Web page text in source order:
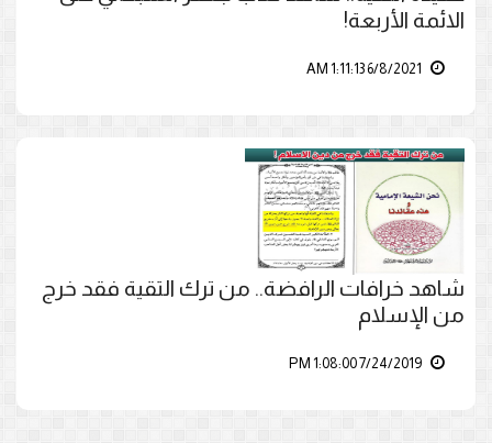
الائمة الأربعة!
شاهد خرافات الرافضة.. من ترك التقية فقد خرج
من الإسلام